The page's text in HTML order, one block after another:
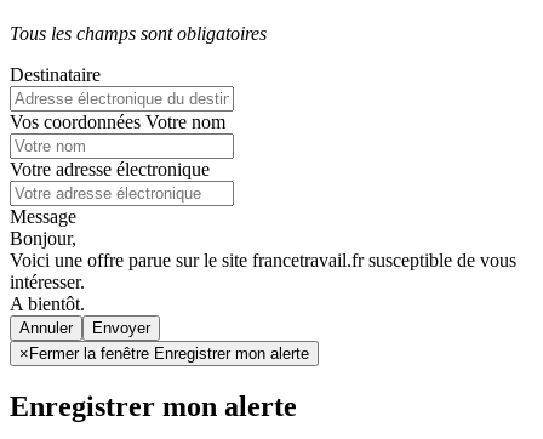
Tous les champs sont obligatoires
Destinataire
Vos coordonnées Votre nom
Votre adresse électronique
Message
Bonjour,
Voici une offre parue sur le site francetravail.fr susceptible de vous
intéresser.
A bientôt.
Annuler
× Fermer la fenêtre Enregistrer mon alerte
Enregistrer mon alerte